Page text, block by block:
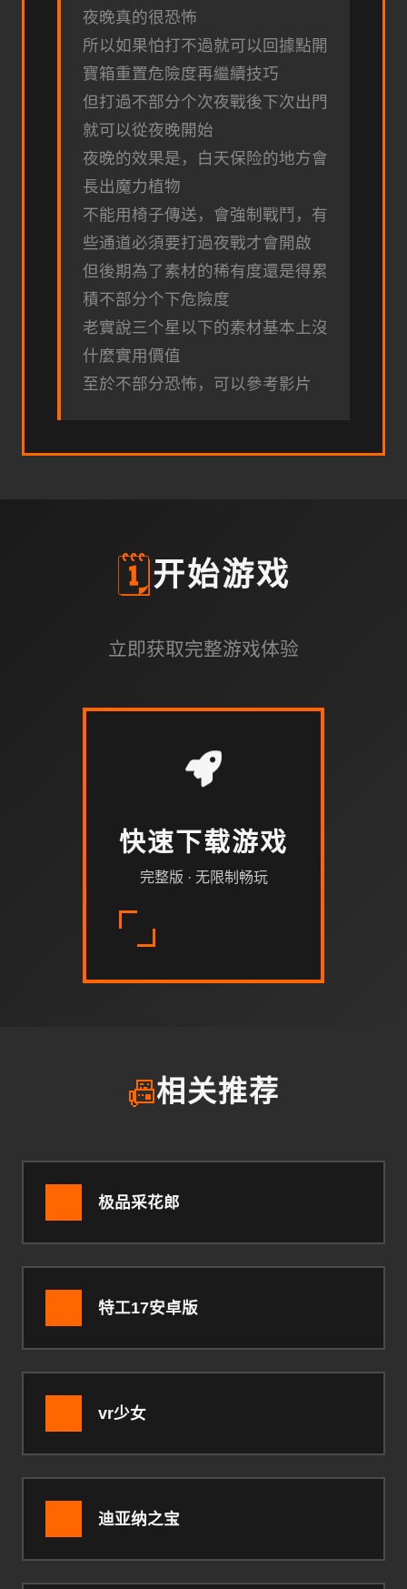
夜晚真的很恐怖
所以如果怕打不過就可以回據點開
寶箱重置危險度再繼續技巧
但打過不部分个次夜戰後下次出門
就可以從夜晚開始
夜晚的效果是，白天保险的地方會
長出魔力植物
不能用椅子傳送，會強制戰鬥，有
些通道必須要打過夜戰才會開啟
但後期為了素材的稀有度還是得累
積不部分个下危險度
老實說三个星以下的素材基本上沒
什麼實用價值
至於不部分恐怖，可以參考影片
🗓️开始游戏
立即获取完整游戏体验
快速下载游戏
完整版 · 无限制畅玩
📠相关推荐
极品采花郎
特工17安卓版
vr少女
迪亚纳之宝